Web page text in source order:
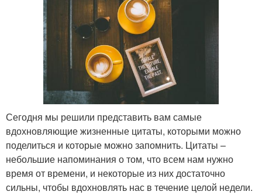
Сегодня мы решили представить вам самые
вдохновляющие жизненные цитаты, которыми можно
поделиться и которые можно запомнить. Цитаты –
небольшие напоминания о том, что всем нам нужно
время от времени, и некоторые из них достаточно
сильны, чтобы вдохновлять нас в течение целой недели.